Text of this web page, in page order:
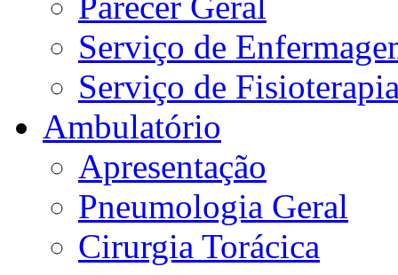
Serviço de
Serviço de
Ambulatório
Apresentação
Pneumologia Geral
Cirurgia Torácica